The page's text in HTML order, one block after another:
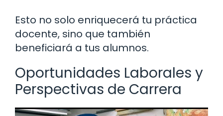
Esto no solo enriquecerá tu práctica
docente, sino que también
beneficiará a tus alumnos.
Oportunidades Laborales y
Perspectivas de Carrera